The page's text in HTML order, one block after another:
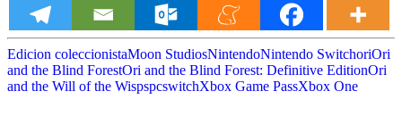
Edicion coleccionistaMoon StudiosNintendoNintendo SwitchoriOri
and the Blind ForestOri and the Blind Forest: Definitive EditionOri
and the Will of the WispspcswitchXbox Game PassXbox One